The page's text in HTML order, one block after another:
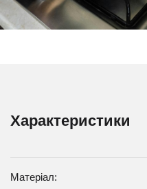
Характеристики
Матеріал: